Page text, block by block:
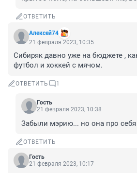
ОТВЕТИТЬ
Алексей74
21 февраля 2023, 10:35
Сибиряк давно уже на бюджете ,
футбол и хоккей с мячом.
ОТВЕТИТЬ 1
Гость
21 февраля 2023, 10:38
Забыли мэрию... но она про
ОТВЕТИТЬ
Гость
21 февраля 2023, 10:17